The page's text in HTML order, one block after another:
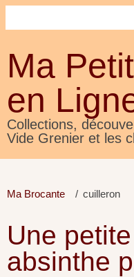
Ma
en
Collections,
Vide Grenier et les
Ma Brocante cuilleron
Une
absinthe